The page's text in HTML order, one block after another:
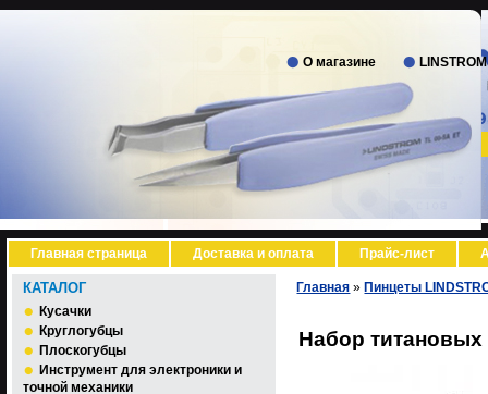
О магазине
Главная страница Доставка и оплата Прайс-лист
КАТАЛОГ
Кусачки
Круглогубцы
Плоскогубцы
Инструмент для электроники и
точной механики
Главная » Пинцеты
Набор титановых